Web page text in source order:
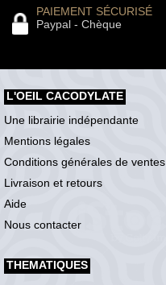
PAIEMENT SÉCURISÉ
Paypal - Chèque
L'OEIL CACODYLATE
Une librairie indépendante
Mentions légales
Conditions générales de ventes
Livraison et retours
Aide
Nous contacter
THEMATIQUES